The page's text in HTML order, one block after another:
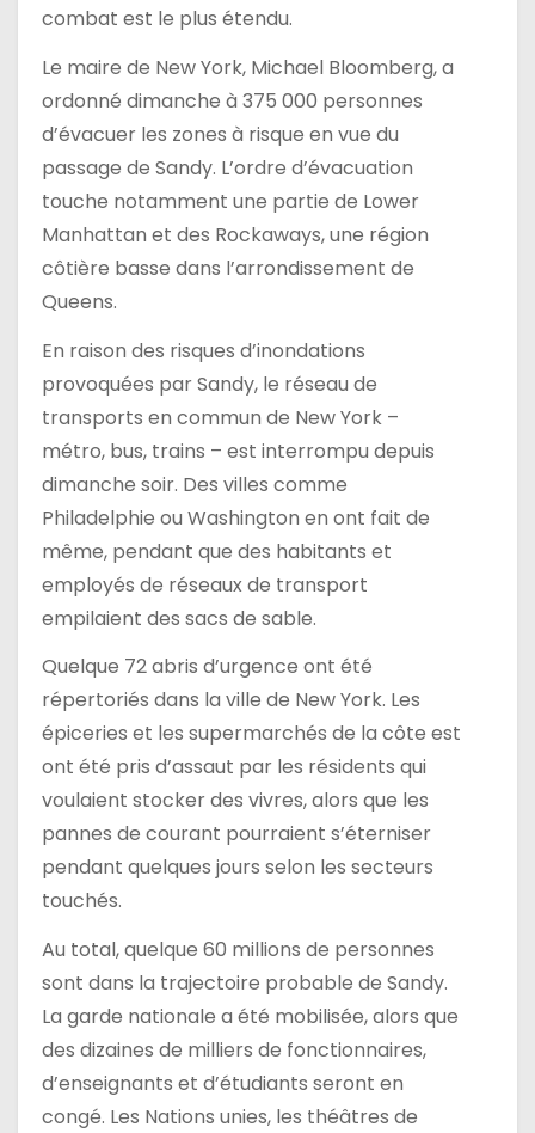
combat est le plus étendu.
Le maire de New York, Michael Bloomberg, a
ordonné dimanche à 375 000 personnes
d’évacuer les zones à risque en vue du
passage de Sandy. L’ordre d’évacuation
touche notamment une partie de Lower
Manhattan et des Rockaways, une région
côtière basse dans l’arrondissement de
Queens.
En raison des risques d’inondations
provoquées par Sandy, le réseau de
transports en commun de New York –
métro, bus, trains – est interrompu depuis
dimanche soir. Des villes comme
Philadelphie ou Washington en ont fait de
même, pendant que des habitants et
employés de réseaux de transport
empilaient des sacs de sable.
Quelque 72 abris d’urgence ont été
répertoriés dans la ville de New York. Les
épiceries et les supermarchés de la côte est
ont été pris d’assaut par les résidents qui
voulaient stocker des vivres, alors que les
pannes de courant pourraient s’éterniser
pendant quelques jours selon les secteurs
touchés.
Au total, quelque 60 millions de personnes
sont dans la trajectoire probable de Sandy.
La garde nationale a été mobilisée, alors que
des dizaines de milliers de fonctionnaires,
d’enseignants et d’étudiants seront en
congé. Les Nations unies, les théâtres de